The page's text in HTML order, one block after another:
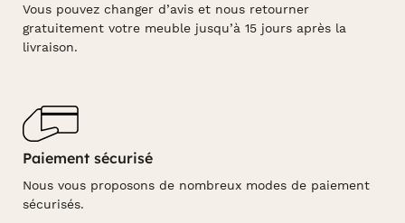
Vous pouvez changer d’avis et nous retourner
gratuitement votre meuble jusqu’à 15 jours après la
livraison.
Paiement sécurisé
Nous vous proposons de nombreux modes de paiement
sécurisés.